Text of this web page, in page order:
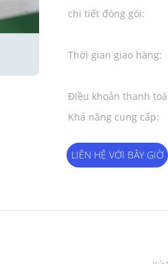
chi tiết đóng gói:
Thời gian giao hàng:
Điều khoản thanh
Khả năng cung cấp:
LIÊN HỆ VỚI BÂY GIỜ